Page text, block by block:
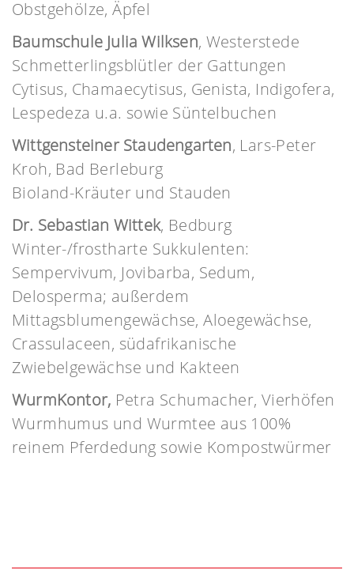
Obstgehölze, Äpfel
Baumschule Julia Wilksen, Westerstede
Schmetterlingsblütler der Gattungen
Cytisus, Chamaecytisus, Genista, Indigofera,
Lespedeza u.a. sowie Süntelbuchen
Wittgensteiner Staudengarten, Lars-Peter
Kroh, Bad Berleburg
Bioland-Kräuter und Stauden
Dr. Sebastian Wittek, Bedburg
Winter-/frostharte Sukkulenten:
Sempervivum, Jovibarba, Sedum,
Delosperma; außerdem
Mittagsblumengewächse, Aloegewächse,
Crassulaceen, südafrikanische
Zwiebelgewächse und Kakteen
WurmKontor, Petra Schumacher, Vierhöfen
Wurmhumus und Wurmtee aus 100%
reinem Pferdedung sowie Kompostwürmer